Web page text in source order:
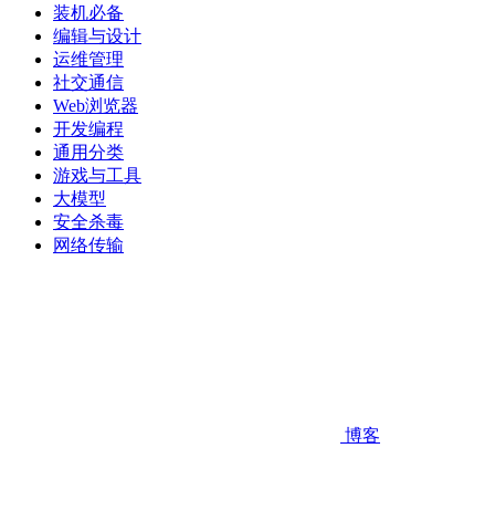
装机必备
编辑与设计
运维管理
社交通信
Web浏览器
开发编程
通用分类
游戏与工具
大模型
安全杀毒
网络传输
博客